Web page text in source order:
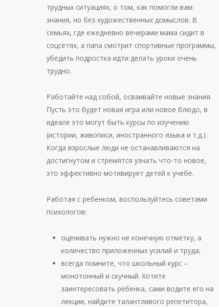
трудных ситуациях, о том, как помогли вам
знания, но без художественных домыслов. В
семьях, где ежедневно вечерами мама сидит в
соцсетях, а папа смотрит спортивные программы,
убедить подростка идти делать уроки очень
трудно.
Работайте над собой, осваивайте новые знания.
Пусть это будет новая игра или новое блюдо, в
идеале это могут быть курсы по изучению
(истории, живописи, иностранного языка и т.д.).
Когда взрослые люди не останавливаются на
достигнутом и стремятся узнать что-то новое,
это эффективно мотивирует детей к учебе.
Работая с ребенком, воспользуйтесь советами
психологов:
оценивать нужно не конечную отметку, а
количество приложенных усилий и труда;
всегда помните, что школьный курс –
монотонный и скучный. Хотите
заинтересовать ребенка, сами водите его на
лекции, найдите талантливого репетитора,